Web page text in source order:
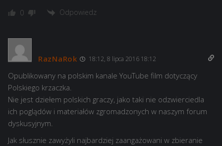
0 Odpowiedz
RazNaRok 18:12, 8 lipca 2016 18:12
Opublikowany na polskim kanale YouTube film dotyczący
Polskiego krzaczka.
Nie jest dziełem polskich graczy, jako taki nie odzwierciedla
ich poglądów i materiałów zgromadzonych w naszym forum
dyskusyjnym.
Jak słusznie zawyżyli najbardziej zaangażowani w zbieranie